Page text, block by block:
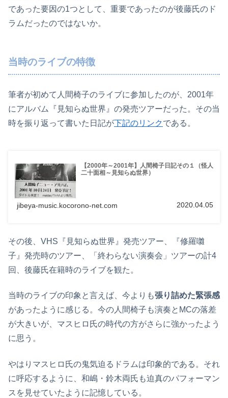
であった要因の1つとして、重要であったのが後藤氏のド
ラムだったのではないか。
当時のライブの特徴
筆者が初めて人間椅子のライブに参加したのが、2001年
にアルバム『見知らぬ世界』の発売ツアーだった。その当
時を振り返って書いた日記が下記のリンクである。
【2000年～2001年】人間椅子日記その１（怪人
二十面相～見知らぬ世界）
jibeya-music.kocorono-net.com 2020.04.05
その後、VHS『見知らぬ世界』発売ツアー、『修羅囃
子』発売時のツアー、「終わらない演奏会」ツアーの計4
回、後藤氏在籍時のライブを観た。
当時のライブの印象と言えば、今よりも張り詰めた緊張感
があったように感じる。今の人間椅子も演奏とMCの落差
が大きいが、マスヒロ氏の時代の方がさらに強かったよう
に思う。
やはりマスヒロ氏の鬼気迫るドラムは印象的である。それ
に呼応するように、和嶋・鈴木両氏も迫真のパフォーマン
スを見せていたように記憶している。